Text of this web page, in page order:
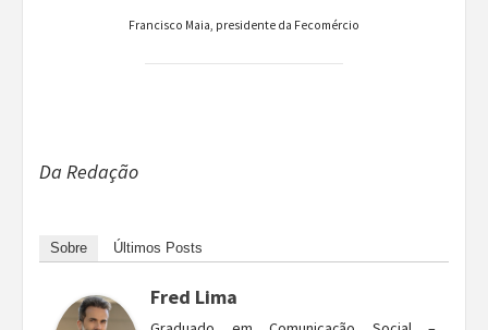
Francisco Maia, presidente da Fecomércio
Da Redação
Sobre Últimos Posts
Fred Lima